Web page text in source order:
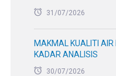
31/07/2026
MAKMAL KUALITI AIR
KADAR ANALISIS
30/07/2026